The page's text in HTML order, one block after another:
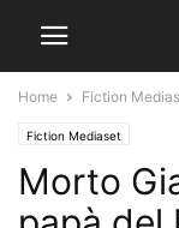
Home Fiction
Fiction Mediaset
Morto